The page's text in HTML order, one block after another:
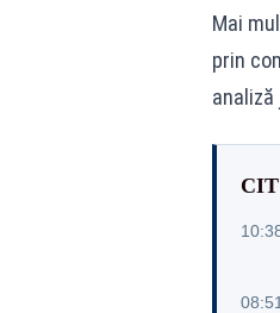
Mai
prin
08:51